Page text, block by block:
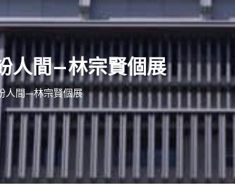
人間—林宗賢個展
人間—林宗賢個展